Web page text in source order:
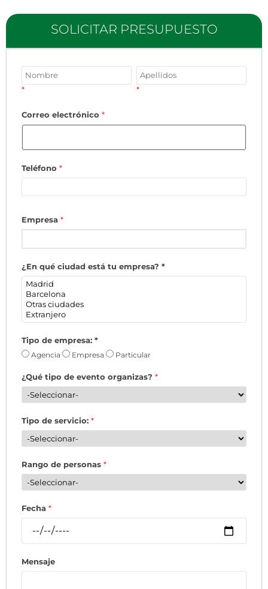
SOLICITAR PRESUPUESTO
* *
Correo electrónico *
Teléfono *
Empresa *
¿En qué ciudad está tu empresa? *
Tipo de empresa: *
Agencia Empresa Particular
¿Qué tipo de evento organizas? *
Tipo de servicio: *
Rango de personas *
Fecha *
Mensaje